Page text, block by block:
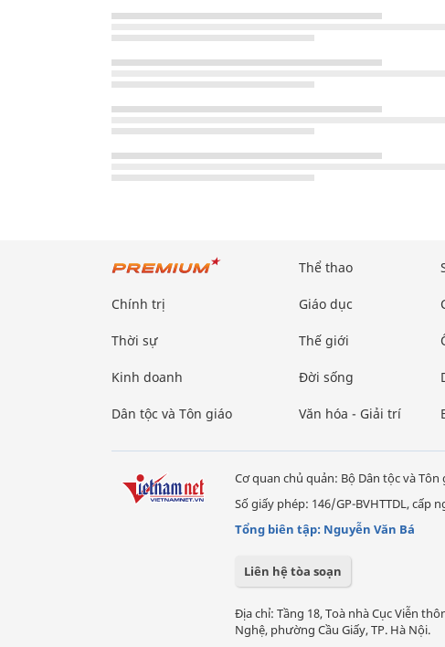
Chính trị
Thời sự
Kinh doanh
Dân tộc và Tôn giáo
Thể thao
Giáo dục
Thế giới
Đời sống
Văn hóa - Giải trí
Cơ quan chủ quản: Bộ Dân tộc và Tôn
Số giấy phép: 146/GP-BVHTTDL, cấp
Tổng biên tập: Nguyễn Văn Bá
Liên hệ tòa soạn
Địa chỉ: Tầng 18, Toà nhà Cục Viễn
Nghệ, phường Cầu Giấy, TP. Hà Nội.